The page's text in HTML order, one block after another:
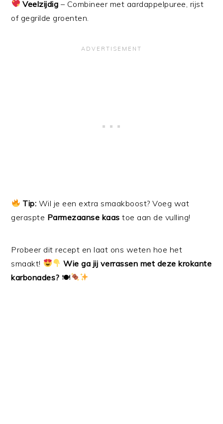
Veelzijdig – Combineer met aardappelpuree, rijst
of gegrilde groenten.
Tip: Wil je een extra smaakboost? Voeg wat
geraspte Parmezaanse kaas toe aan de vulling!
Probeer dit recept en laat ons weten hoe het
smaakt!
Wie ga jij verrassen met deze krokante
karbonades? 🍽